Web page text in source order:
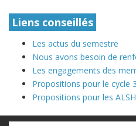
Liens conseillés
Les actus du semestre
Nous avons besoin de
Les engagements des
Propositions pour le cycle 3
Propositions pour les